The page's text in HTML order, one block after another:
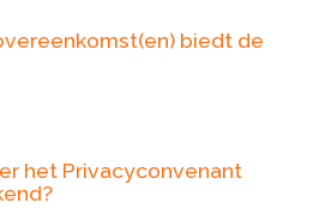
biedt de
het Privacyconvenant